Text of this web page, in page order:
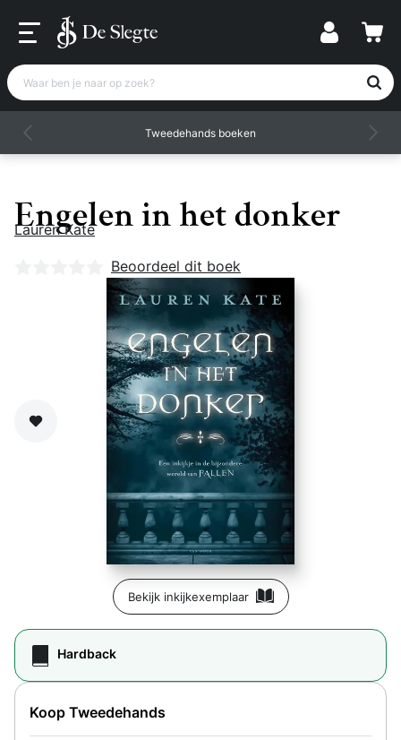
Waar ben je naar op zoek?
Tweedehands boeken
Engelen in het donker
Lauren Kate
Nog geen beoordelingen
Beoordeel dit boek
Zet op verlanglijst
Bekijk inkijkexemplaar
Hardback
Koop Tweedehands